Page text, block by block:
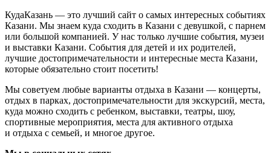
КудаКазань — это лучший сайт о самых интересных событиях
Казани. Мы знаем куда сходить в Казани с девушкой, с парнем
или большой компанией. У нас только лучшие события, музеи
и выставки Казани. События для детей и их родителей,
лучшие достопримечательности и интересные места Казани,
которые обязательно стоит посетить!
Мы советуем любые варианты отдыха в Казани — концерты,
отдых в парках, достопримечательности для экскурсий, места,
куда можно сходить с ребенком, выставки, театры, шоу,
спортивные мероприятия, места для активного отдыха
и отдыха с семьей, и многое другое.